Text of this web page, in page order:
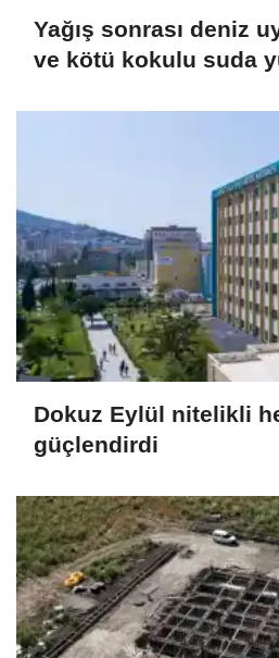
Yağış sonrası deniz
ve kötü kokulu suda
Dokuz Eylül nitelikli
güçlendirdi